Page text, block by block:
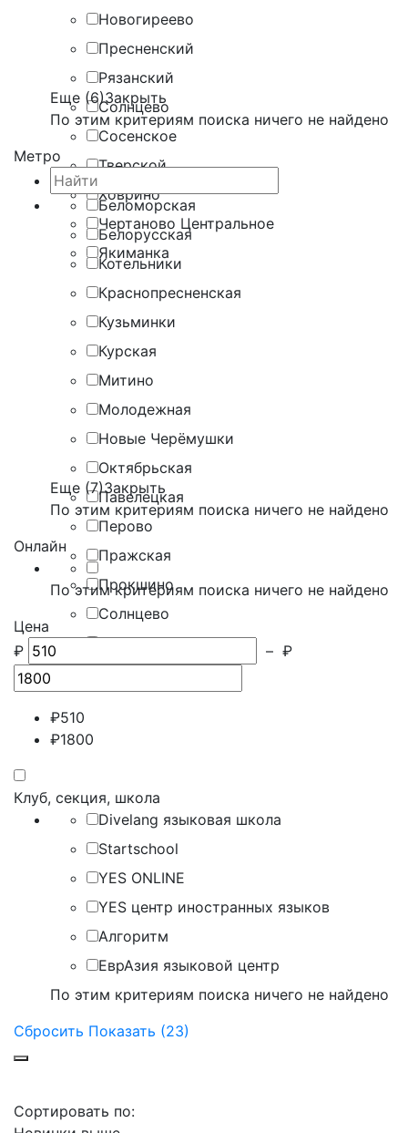
Новогиреево
Пресненский
Рязанский
Солнцево
Сосенское
Тверской
Ховрино
Чертаново Центральное
Якиманка
Еще (6)Закрыть
По этим критериям поиска ничего не найдено
Метро
Беломорская
Белорусская
Котельники
Краснопресненская
Кузьминки
Курская
Митино
Молодежная
Новые Черёмушки
Октябрьская
Павелецкая
Перово
Пражская
Прокшино
Солнцево
Тверская
Еще (7)Закрыть
По этим критериям поиска ничего не найдено
Онлайн
По этим критериям поиска ничего не найдено
Цена
₽
– ₽
₽510
₽1800
Клуб, секция, школа
Divelang языковая школа
Startschool
YES ONLINE
YES центр иностранных языков
Алгоритм
ЕврАзия языковой центр
По этим критериям поиска ничего не найдено
Сбросить Показать (23)
Сортировать по: